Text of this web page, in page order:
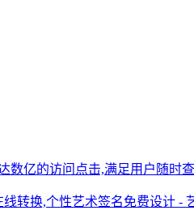
数亿的访问点击,满足用户随